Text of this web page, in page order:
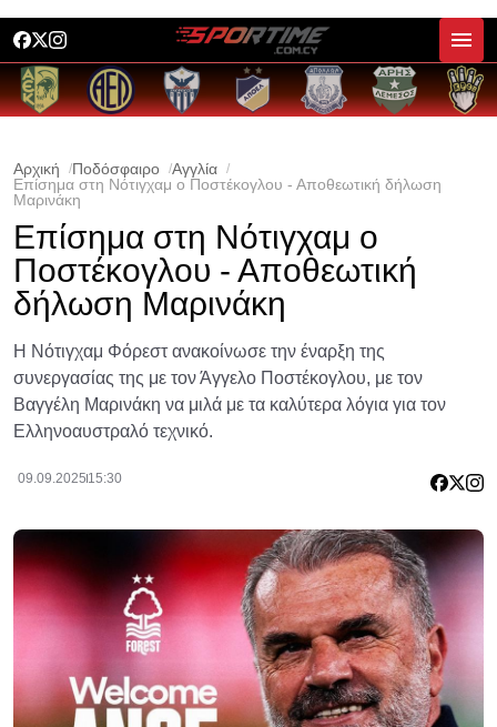
Αρχική Ποδόσφαιρο
Αγγλία
Επίσημα στη Νότιγχαμ ο Ποστέκογλου - Αποθεωτική δήλωση
Μαρινάκη
Επίσημα στη Νότιγχαμ ο
Ποστέκογλου - Αποθεωτική
δήλωση Μαρινάκη
Η Νότιγχαμ Φόρεστ ανακοίνωσε την έναρξη της
συνεργασίας της με τον Άγγελο Ποστέκογλου, με τον
Βαγγέλη Μαρινάκη να μιλά με τα καλύτερα λόγια για τον
Ελληνοαυστραλό τεχνικό.
09.09.2025 15:30